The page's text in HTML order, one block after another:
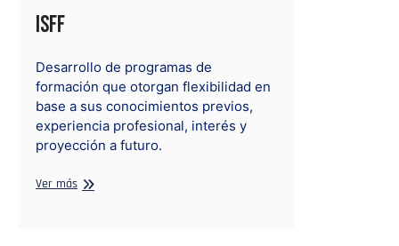
ISFF
Desarrollo de programas de
formación que otorgan flexibilidad en
base a sus conocimientos previos,
experiencia profesional, interés y
proyección a futuro.
Ver másISFF